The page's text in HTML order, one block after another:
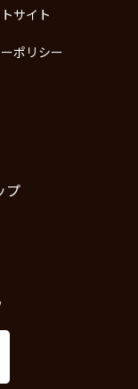
サイト
ポリシー
プ